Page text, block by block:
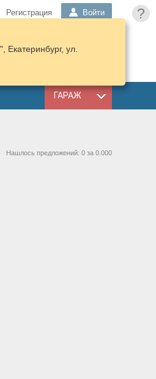
?
Регистрация Войти
КОРЗИНА
ГАРАЖ
ул.
Нашлось предложений: 0 за 0.000